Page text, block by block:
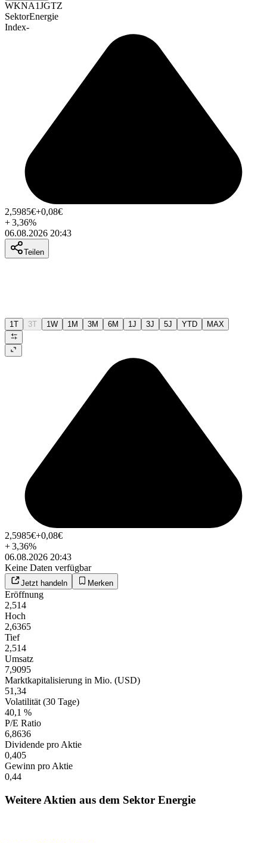
WKNA1JGTZ
SektorEnergie
Index-
2,5985€+0,08€
+3,36%
06.08.2026 20:43
Teilen
1T 3T 1W 1M 3M 6M 1J 3J 5J YTD MAX
2,5985€+0,08€
+3,36%
06.08.2026 20:43
Keine Daten verfügbar
Jetzt handeln Merken
Eröffnung
2,514
Hoch
2,6365
Tief
2,514
Umsatz
7,9095
Marktkapitalisierung in Mio. (USD)
51,34
Volatilität (30 Tage)
40,1 %
P/E Ratio
6,8636
Dividende pro Aktie
0,405
Gewinn pro Aktie
0,44
Weitere Aktien aus dem Sektor Energie